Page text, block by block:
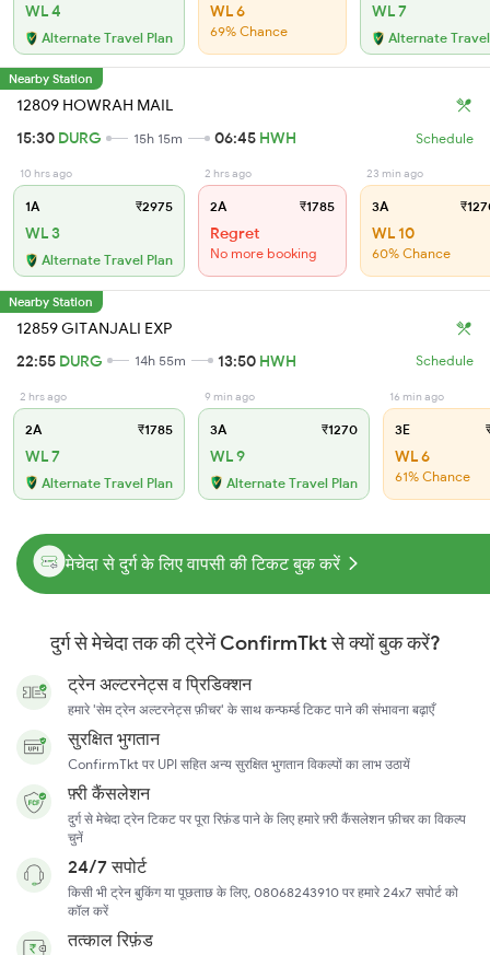
WL 4
Alternate Travel Plan
WL 6
69% Chance
WL 7
Alternate
Nearby Station
12809 HOWRAH MAIL
15:30 DURG 15h 15m 06:45 HWH Schedule
10 hrs ago
1A ₹2975
WL 3
Alternate Travel Plan
2 hrs ago
2A ₹1785
Regret
No more booking
23 min ago
3A
WL 10
60% Chance
Nearby Station
12859 GITANJALI EXP
22:55 DURG 14h 55m 13:50 HWH Schedule
2 hrs ago
2A ₹1785
WL 7
Alternate Travel Plan
9 min ago
3A ₹1270
WL 9
Alternate Travel Plan
16 min ago
3E
WL 6
61% Chance
मेचेदा से दुर्ग के लिए वापसी की टिकट बुक करें
दुर्ग से मेचेदा तक की ट्रेनें ConfirmTkt से क्यों बुक करें?
ट्रेन अल्टरनेट्स व प्रिडिक्शन
हमारे 'सेम ट्रेन अल्टरनेट्स फ़ीचर' के साथ कन्फर्म्ड टिकट पाने की संभावना बढ़ाएँ
सुरक्षित भुगतान
ConfirmTkt पर UPI सहित अन्य सुरक्षित भुगतान विकल्पों का लाभ उठायें
फ़्री कैंसलेशन
दुर्ग से मेचेदा ट्रेन टिकट पर पूरा रिफ़ंड पाने के लिए हमारे फ़्री कैंसलेशन फ़ीचर का विकल्प
चुनें
24/7 सपोर्ट
किसी भी ट्रेन बुकिंग या पूछताछ के लिए, 08068243910 पर हमारे 24x7 सपोर्ट को
कॉल करें
तत्काल रिफ़ंड